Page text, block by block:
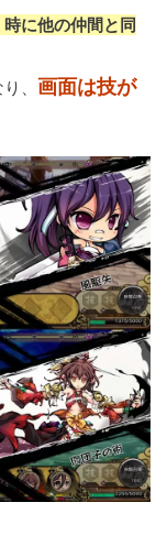
に他の仲間と同
、 画面は技が